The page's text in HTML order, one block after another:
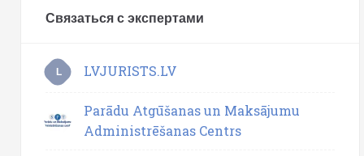
Связаться с экспертами
L LVJURISTS.LV
Parādu Atgūšanas un Maksājumu
Administrēšanas Centrs